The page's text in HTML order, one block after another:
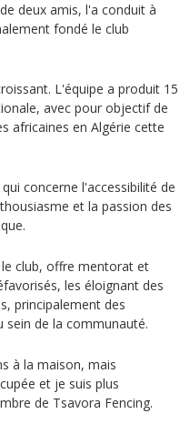
deux amis, l'a conduit à
fondé le club
L'équipe a produit 15
avec pour objectif de
africaines en Algérie cette
concerne l'accessibilité de
et la passion des
club, offre mentorat et
les éloignant des
principalement des
sein de la communauté.
à la maison, mais
et je suis plus
de Tsavora Fencing.